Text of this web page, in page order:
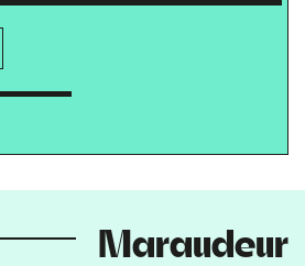
Maraudeur